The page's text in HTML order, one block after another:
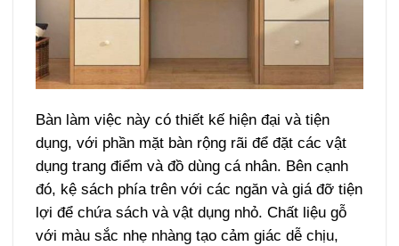
Bàn làm việc này có thiết kế hiện đại và tiện
dụng, với phần mặt bàn rộng rãi để đặt các vật
dụng trang điểm và đồ dùng cá nhân. Bên cạnh
đó, kệ sách phía trên với các ngăn và giá đỡ tiện
lợi để chứa sách và vật dụng nhỏ. Chất liệu gỗ
với màu sắc nhẹ nhàng tạo cảm giác dễ chịu,